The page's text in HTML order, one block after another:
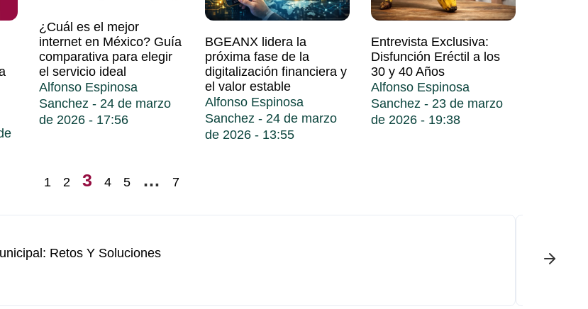
¿Cuál es el mejor
internet en México? Guía
comparativa para elegir
el servicio ideal
Alfonso Espinosa
Sanchez
24 de marzo
de 2026
17:56
BGEANX lidera la
próxima fase de la
digitalización financiera y
el valor estable
Alfonso Espinosa
Sanchez
24 de marzo
de 2026
13:55
Entrevista Exclusiva:
Disfunción Eréctil a los
30 y 40 Años
Alfonso Espinosa
Sanchez
23 de marzo
de 2026
19:38
1 2 3 4 5 … 7
Retos Y Soluciones